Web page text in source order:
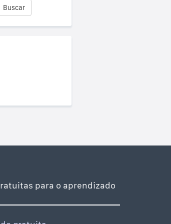
Buscar
para o aprendizado